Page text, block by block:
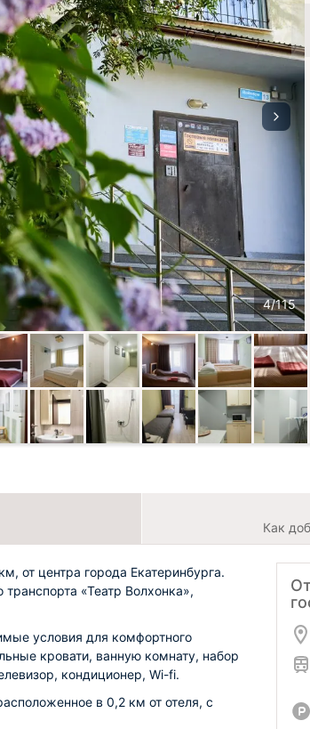
Как
от центра города Екатеринбурга.
«Театр Волхонка»,
условия для комфортного
кровати, ванную комнату, набор
кондиционер, Wi-fi.
в 0,2 км от отеля, с